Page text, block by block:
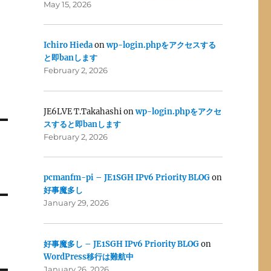
May 15, 2026
Ichiro Hiedaonwp-login.phpをアクセスする
と即banします
February 2, 2026
JE6LVE T.Takahashionwp-login.phpをアクセ
スすると即banします
February 2, 2026
pcmanfm-pi – JE1SGH IPv6 Priority BLOGon
好事魔多し
January 29, 2026
好事魔多し – JE1SGH IPv6 Priority BLOGon
WordPress移行は難航中
January 26, 2026